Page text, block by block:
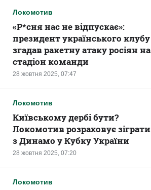
Локомотив
28 жовтня 2025, 07:47
«Р*сня нас не відпускає»:
президент українського клубу
згадав ракетну атаку росіян на
стадіон команди
Локомотив
28 жовтня 2025, 07:20
Київському дербі бути?
Локомотив розраховує зіграти
з Динамо у Кубку України
Локомотив